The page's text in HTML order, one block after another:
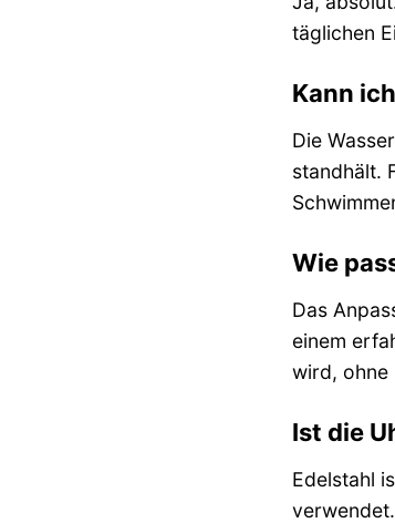
täglichen
Kann
Die
standhält.
Wie
Das
einem
wird, ohne
Ist die
Edelstahl